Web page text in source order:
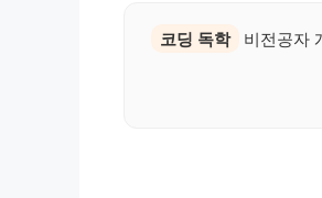
코딩 독학
비전공자